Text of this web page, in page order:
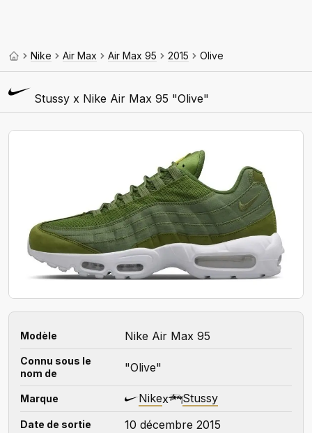
Nike Air Max Air Max 95 2015 Olive
Stussy x Nike Air Max 95 "Olive"
Modèle Nike Air Max 95
Connu sous le
nom de
"Olive"
Marque Nikex Stussy
Date de sortie 10 décembre 2015